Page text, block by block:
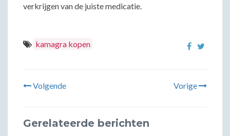
verkrijgen van de juiste medicatie.
kamagra kopen
Volgende Vorige
Gerelateerde berichten